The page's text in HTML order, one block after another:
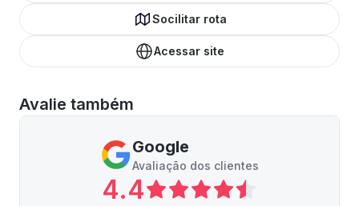
Socilitar rota
Acessar site
Avalie também
Google
Avaliação dos clientes
4.4